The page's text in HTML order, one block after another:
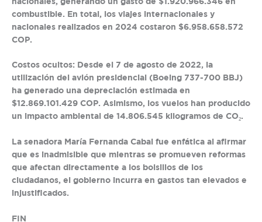
nacionales, generando un gasto de $1.920.966.346 en
combustible. En total, los viajes internacionales y
nacionales realizados en 2024 costaron $6.958.658.572
COP.
Costos ocultos: Desde el 7 de agosto de 2022, la
utilización del avión presidencial (Boeing 737-700 BBJ)
ha generado una depreciación estimada en
$12.869.101.429 COP. Asimismo, los vuelos han producido
un impacto ambiental de 14.806.545 kilogramos de CO₂.
La senadora María Fernanda Cabal fue enfática al afirmar
que es inadmisible que mientras se promueven reformas
que afectan directamente a los bolsillos de los
ciudadanos, el gobierno incurra en gastos tan elevados e
injustificados.
FIN